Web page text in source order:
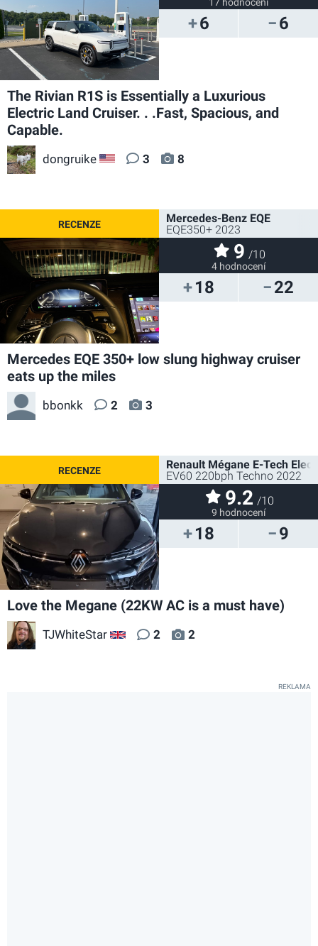
6 6
The Rivian R1S is Essentially a Luxurious
Electric Land Cruiser. . .Fast, Spacious, and
Capable.
dongruike US 3 8
18 22
Mercedes-Benz EQE
EQE350+ 2023
9 /10
4 hodnocení
Mercedes EQE 350+ low slung highway cruiser
eats up the miles
bbonkk 2 3
18 9
Renault Mégane E-Tech
EV60 220bph Techno 2022
9.2 /10
9 hodnocení
Love the Megane (22KW AC is a must have)
TJWhiteStar GB 2 2